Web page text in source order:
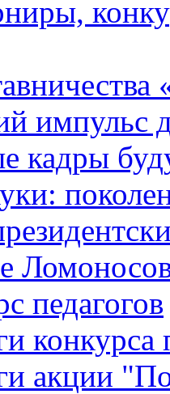
импульс
кадры
педагогов
конкурса
акции